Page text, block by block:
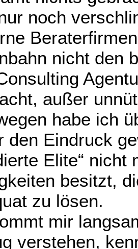
noch
nicht den
außer
habe ich
den Eindruck
Elite“ nicht
besitzt,
zu lösen.
mir
verstehen,